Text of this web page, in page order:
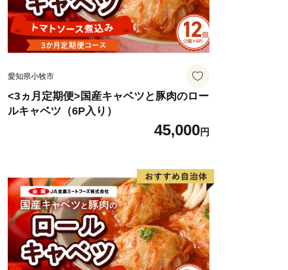
ください。
愛知県小牧市
<3ヵ月定期便>国産キャベツと豚肉のロー
ルキャベツ（6P入り）
45,000円